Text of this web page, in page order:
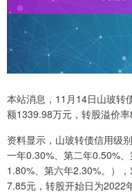
本站消息，11月14日山玻转
额1339.98万元，转股溢价率
资料显示，山玻转债信用级
一年0.30%、第二年0.50%
1.80%、第六年2.30%。）
7.85元，转股开始日为2022